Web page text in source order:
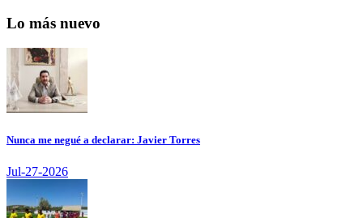
Lo más nuevo
Nunca me negué a declarar: Javier Torres
Jul-27-2026